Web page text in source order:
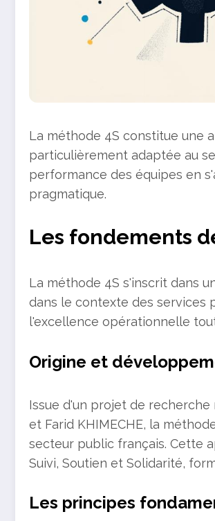
La méthode 4S constitue une
particulièrement adaptée au
performance des équipes en
pragmatique.
Les fondements
La méthode 4S s'inscrit dans
dans le contexte des services
l'excellence opérationnelle
Origine et
Issue d'un projet de recherche
et Farid KHIMECHE, la
secteur public français. Cette
Suivi, Soutien et Solidarité,
Les principes